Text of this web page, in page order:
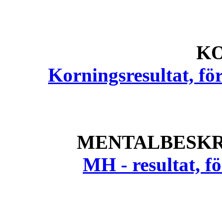
Korningsresultat,
MH - resultat,